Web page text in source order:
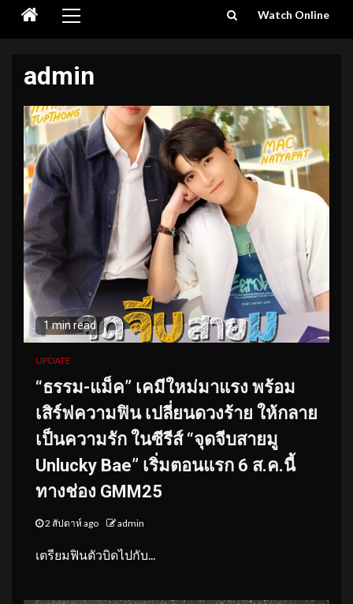
Menu
Watch Online
admin
1 min read
UPDATE
“ธรรม-แม็ค” เคมีใหม่มาแรง พร้อม
เสิร์ฟความฟิน เปลี่ยนดวงร้าย ให้กลาย
เป็นความรัก ในซีรีส์ “จุดจีบสายมู
Unlucky Bae” เริ่มตอนแรก 6 ส.ค.นี้
ทางช่อง GMM25
2 สัปดาห์ ago admin
เตรียมฟินตัวบิดไปกับ...